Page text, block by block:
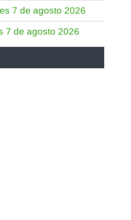
7 de agosto 2026
7 de agosto 2026